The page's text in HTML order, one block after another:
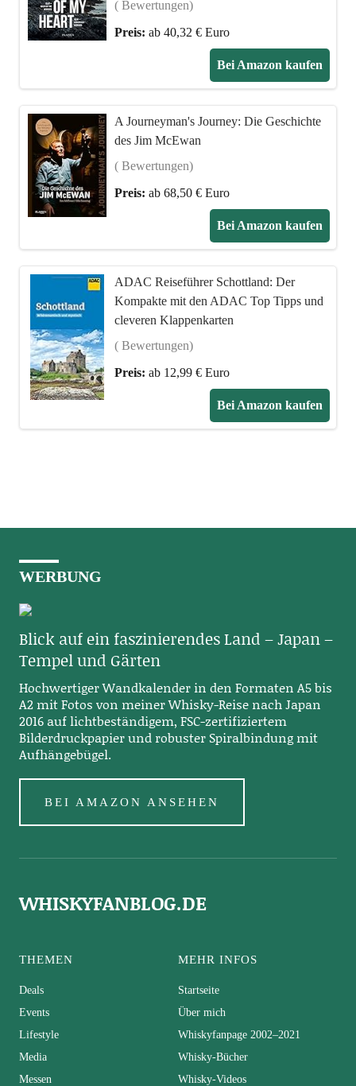
( Bewertungen)
Preis: ab 40,32 € Euro
Bei Amazon kaufen
A Journeyman's Journey: Die Geschichte
des Jim McEwan
( Bewertungen)
Preis: ab 68,50 € Euro
Bei Amazon kaufen
ADAC Reiseführer Schottland: Der
Kompakte mit den ADAC Top Tipps und
cleveren Klappenkarten
( Bewertungen)
Preis: ab 12,99 € Euro
Bei Amazon kaufen
WERBUNG
Blick auf ein faszinierendes Land – Japan –
Tempel und Gärten
Hochwertiger Wandkalender in den Formaten A5 bis
A2 mit Fotos von meiner Whisky-Reise nach Japan
2016 auf lichtbeständigem, FSC-zertifiziertem
Bilderdruckpapier und robuster Spiralbindung mit
Aufhängebügel.
BEI AMAZON ANSEHEN
WHISKYFANBLOG.DE
THEMEN
Deals
Events
Lifestyle
Media
Messen
MEHR INFOS
Startseite
Über mich
Whiskyfanpage 2002–2021
Whisky-Bücher
Whisky-Videos